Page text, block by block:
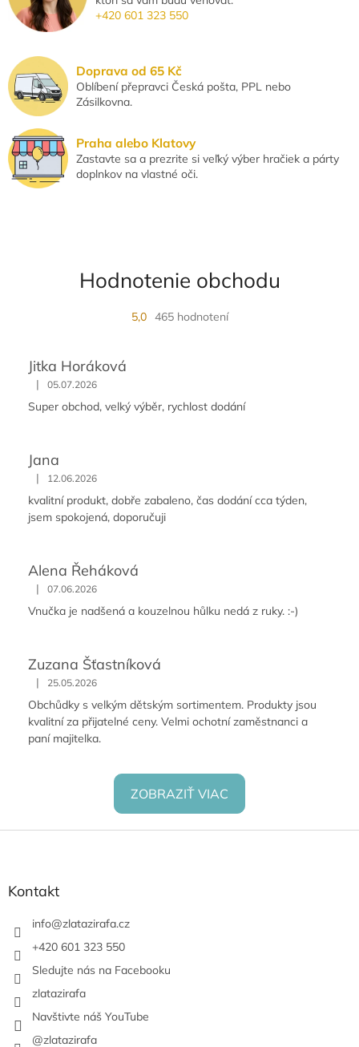
e
p
k
y
i
s
u
e
+420 601 323 550
Doprava od 65 Kč
Oblíbení přepravci Česká pošta, PPL nebo
Zásilkovna.
Praha alebo Klatovy
Zastavte sa a prezrite si veľký výber hračiek a párty
doplnkov na vlastné oči.
Hodnotenie obchodu
5,0 465 hodnotení
Jitka Horáková
| 05.07.2026
Super obchod, velký výběr, rychlost dodání
Jana
| 12.06.2026
kvalitní produkt, dobře zabaleno, čas dodání cca týden,
jsem spokojená, doporučuji
Alena Řeháková
| 07.06.2026
Vnučka je nadšená a kouzelnou hůlku nedá z ruky. :-)
Zuzana Šťastníková
| 25.05.2026
Obchůdky s velkým dětským sortimentem. Produkty jsou
kvalitní za přijatelné ceny. Velmi ochotní zaměstnanci a
paní majitelka.
ZOBRAZIŤ VIAC
Z
Kontakt
info@zlatazirafa.cz
+420 601 323 550
Sledujte nás na Facebooku
zlatazirafa
Navštivte náš YouTube
@zlatazirafa